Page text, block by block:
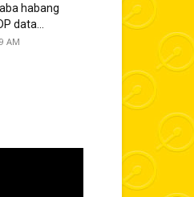
habang
data...
AM